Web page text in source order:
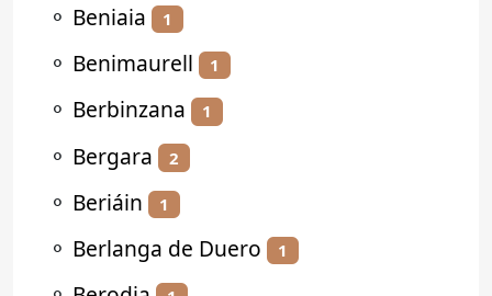
⚬ Beniaia 1
⚬ Benimaurell 1
⚬ Berbinzana 1
⚬ Bergara 2
⚬ Beriáin 1
⚬ Berlanga de Duero 1